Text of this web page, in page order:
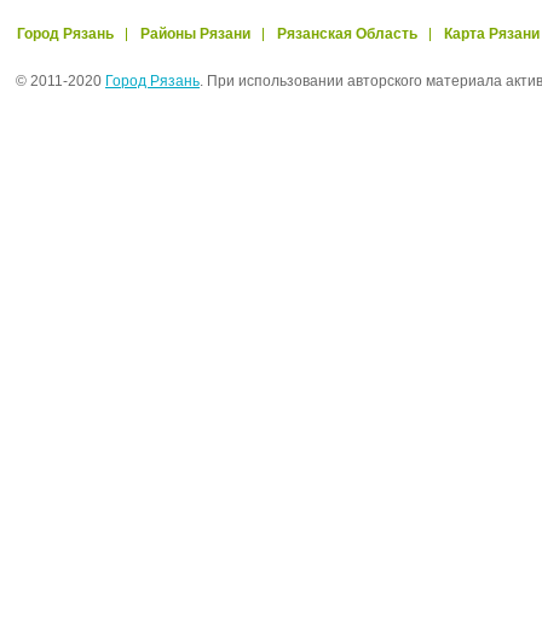
Город Рязань Районы Рязани Рязанская Область Карта Рязани
© 2011-2020 Город Рязань. При использовании авторского материала